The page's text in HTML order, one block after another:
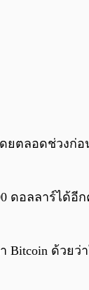
ดยตลอดช่ว
ดอลลาร์ได้
ด้วยว่า